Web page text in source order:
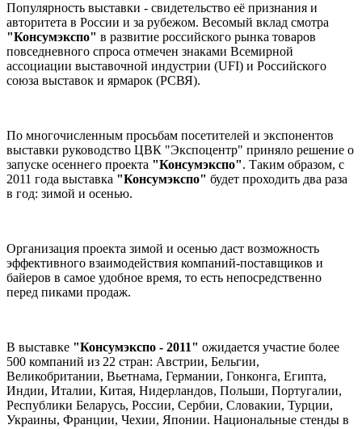
Популярность выставки - свидетельство её признания и
авторитета в России и за рубежом. Весомый вклад смотра
"Консумэкспо" в развитие российского рынка товаров
повседневного спроса отмечен знаками Всемирной
ассоциации выставочной индустрии (UFI) и Российского
союза выставок и ярмарок (РСВЯ).
По многочисленным просьбам посетителей и экспонентов
выставки руководство ЦВК "Экспоцентр" приняло решение о
запуске осеннего проекта "Консумэкспо". Таким образом, с
2011 года выставка "Консумэкспо" будет проходить два раза
в год: зимой и осенью.
Организация проекта зимой и осенью даст возможность
эффективного взаимодействия компаний-поставщиков и
байеров в самое удобное время, то есть непосредственно
перед пиками продаж.
В выставке "Консумэкспо - 2011" ожидается участие более
500 компаний из 22 стран: Австрии, Бельгии,
Великобритании, Вьетнама, Германии, Гонконга, Египта,
Индии, Италии, Китая, Нидерландов, Польши, Португалии,
Республики Беларусь, России, Сербии, Словакии, Турции,
Украины, Франции, Чехии, Японии. Национальные стенды в